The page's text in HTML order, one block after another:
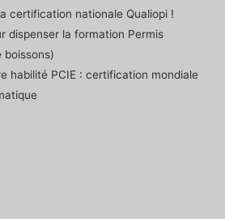
certification nationale Qualiopi !
dispenser la formation Permis
boissons)
habilité PCIE : certification mondiale